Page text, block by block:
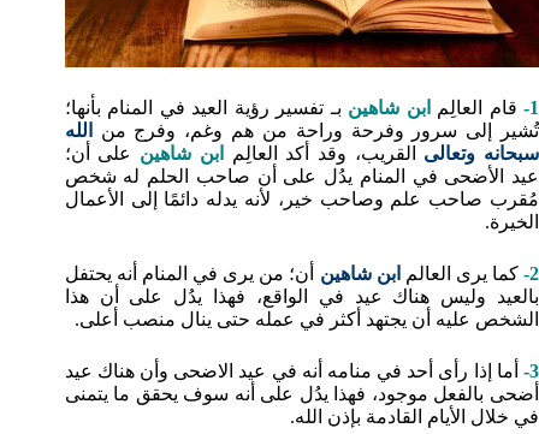
1- قام العالِم ابن شاهين بـ تفسير رؤية العيد في المنام بأنها؛
تُشير إلى سرور وفرحة وراحة من هم وغم، وفرج من
الله
سبحانه وتعالى
القريب، وقد أكد العالِم ابن شاهين على أن؛
عيد الأضحى في المنام يدُل على أن صاحب الحلم له شخص
مُقرب صاحب علم وصاحب خير، لأنه يدله دائمًا إلى الأعمال
الخيرة.
2- كما يرى العالم ابن شاهين أن؛ من يرى في المنام أنه يحتفل
بالعيد وليس هناك عيد في الواقع، فهذا يدُل على أن هذا
الشخص عليه أن يجتهد أكثر في عمله حتى ينال منصب أعلى.
3-
أما إذا رأى أحد في منامه أنه في عيد الاضحى وأن هناك عيد
أضحى بالفعل موجود، فهذا يدُل على أنه سوف يحقق ما يتمنى
في خلال الأيام القادمة بإذن الله.